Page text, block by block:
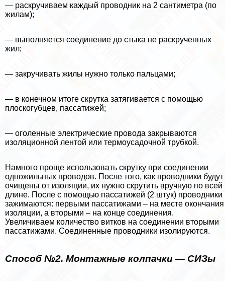
— раскручиваем каждый проводник на 2 сантиметра (по
жилам);
— выполняется соединение до стыка не раскрученных
жил;
— закручивать жилы нужно только пальцами;
— в конечном итоге скрутка затягивается с помощью
плоскогубцев, пассатижей;
— оголенные электрические провода закрываются
изоляционной лентой или термоусадочной трубкой.
Намного проще использовать скрутку при соединении
одножильных проводов. После того, как проводники будут
очищены от изоляции, их нужно скрутить вручную по всей
длине. После с помощью пассатижей (2 штук) проводники
зажимаются: первыми пассатижами – на месте окончания
изоляции, а вторыми – на конце соединения.
Увеличиваем количество витков на соединении вторыми
пассатижами. Соединенные проводники изолируются.
Способ №2. Монтажные колпачки — СИЗы